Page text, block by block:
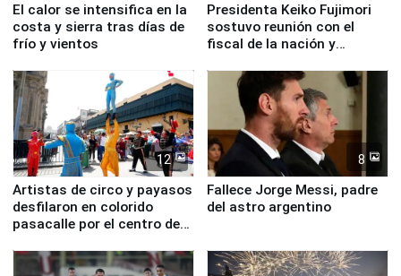
El calor se intensifica en la
costa y sierra tras días de
frío y vientos
Presidenta Keiko Fujimori
sostuvo reunión con el
fiscal de la nación y
12
Artistas de circo y payasos
desfilaron en colorido
pasacalle por el centro de
8
Fallece Jorge Messi, padre
del astro argentino